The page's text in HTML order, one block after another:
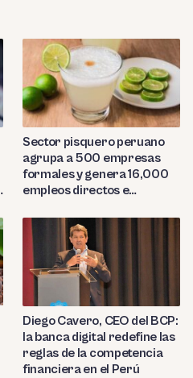
Sector pisquero peruano
agrupa a 500 empresas
formales y genera 16,000
empleos directos e
Diego Cavero, CEO del BCP:
la banca digital redefine las
reglas de la competencia
financiera en el Perú